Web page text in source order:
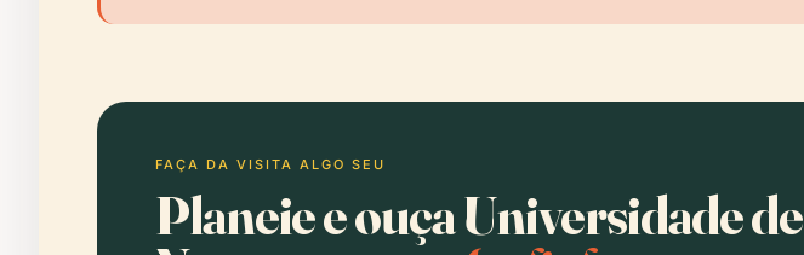
FAÇA DA VISITA ALGO SEU
Planeie e ouça Universidade de